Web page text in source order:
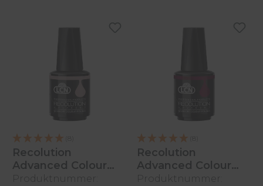
Recolution
Advanced Colour
Polish
Produktnummer:
Recolution
Advanced Colour
Polish
Produktnummer: